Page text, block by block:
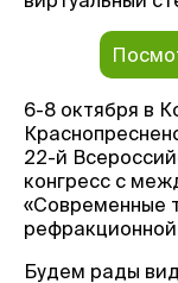
6-8 октября в
22-й
конгресс с
«Современные
рефракционной
Будем рады